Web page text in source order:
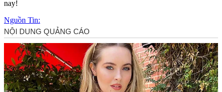
nay!
Nguồn Tin: